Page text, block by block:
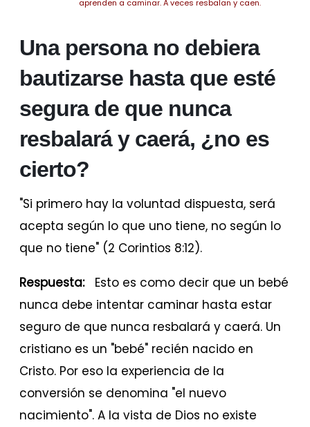
aprenden a caminar. A veces resbalan y caen.
Una persona no debiera
bautizarse hasta que esté
segura de que nunca
resbalará y caerá, ¿no es
cierto?
"Si primero hay la voluntad dispuesta, será
acepta según lo que uno tiene, no según lo
que no tiene" (2 Corintios 8:12).
Respuesta:Esto es como decir que un bebé
nunca debe intentar caminar hasta estar
seguro de que nunca resbalará y caerá. Un
cristiano es un "bebé" recién nacido en
Cristo. Por eso la experiencia de la
conversión se denomina "el nuevo
nacimiento". A la vista de Dios no existe